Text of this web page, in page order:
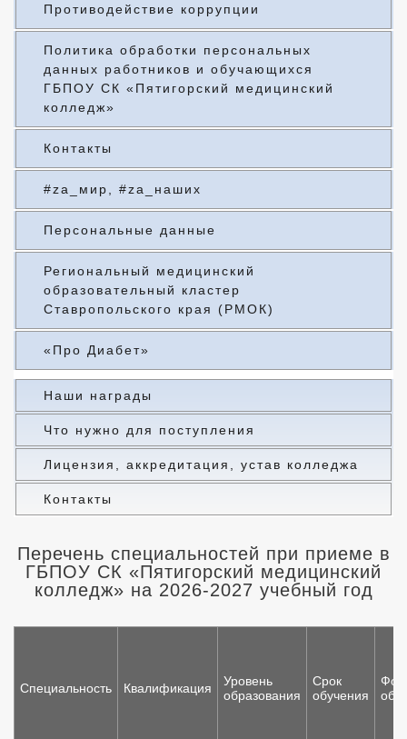
Противодействие коррупции
Политика обработки персональных
данных работников и обучающихся
ГБПОУ СК «Пятигорский медицинский
колледж»
Контакты
#za_мир, #za_наших
Персональные данные
Региональный медицинский
образовательный кластер
Ставропольского края (РМОК)
«Про Диабет»
Наши награды
Что нужно для поступления
Лицензия, аккредитация, устав колледжа
Контакты
Перечень специальностей при приеме в
ГБПОУ СК «Пятигорский медицинский
колледж» на 2026-2027 учебный год
Специальность Квалификация
Уровень
образования
Срок
обучения